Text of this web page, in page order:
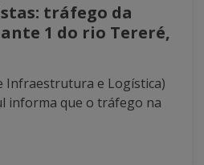
tráfego da
1 do rio Tereré,
Infraestrutura e Logística)
informa que o tráfego na